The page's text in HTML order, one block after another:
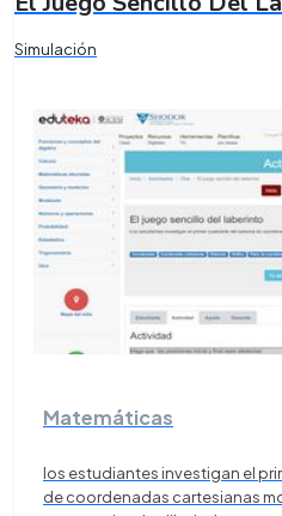
Simulación
Matemáticas
los estudiantes investigan el
de coordenadas cartesianas